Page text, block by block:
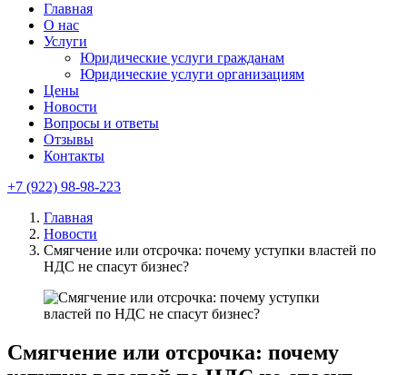
Главная
О нас
Услуги
Юридические услуги гражданам
Юридические услуги организациям
Цены
Новости
Вопросы и ответы
Отзывы
Контакты
+7 (922) 98-98-223
Главная
Новости
Смягчение или отсрочка: почему уступки властей по
НДС не спасут бизнес?
Смягчение или отсрочка: почему